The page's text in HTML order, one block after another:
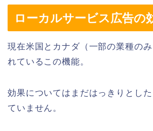
ローカルサービス広告の
現在米国とカナダ（一部の業種の
れているこの機能。
効果についてはまだはっきりとし
ていません。